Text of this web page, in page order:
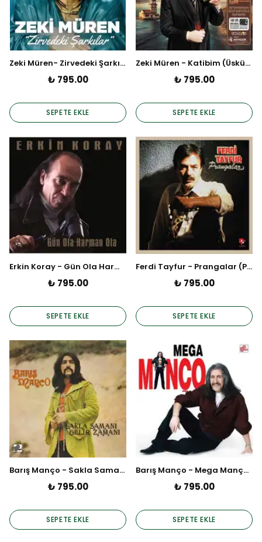
Zeki Müren- Zirvedeki Şarkılar (Plak)
₺ 795.00
SEPETE EKLE
Zeki Müren - Katibim (Üsküdar'a Giderken) (Plak)
₺ 795.00
SEPETE EKLE
Erkin Koray - Gün Ola Harman Ola (Plak)
₺ 795.00
SEPETE EKLE
Ferdi Tayfur - Prangalar (Plak)
₺ 795.00
SEPETE EKLE
Barış Manço - Sakla Samanı Gelir Zamanı (Plak)
₺ 795.00
SEPETE EKLE
Barış Manço - Mega Manço (Plak)
₺ 795.00
SEPETE EKLE